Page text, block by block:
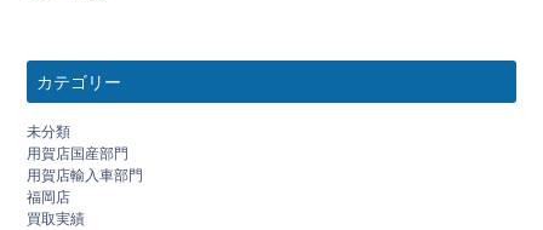
カテゴリー
未分類
用賀店国産部門
用賀店輸入車部門
福岡店
買取実績